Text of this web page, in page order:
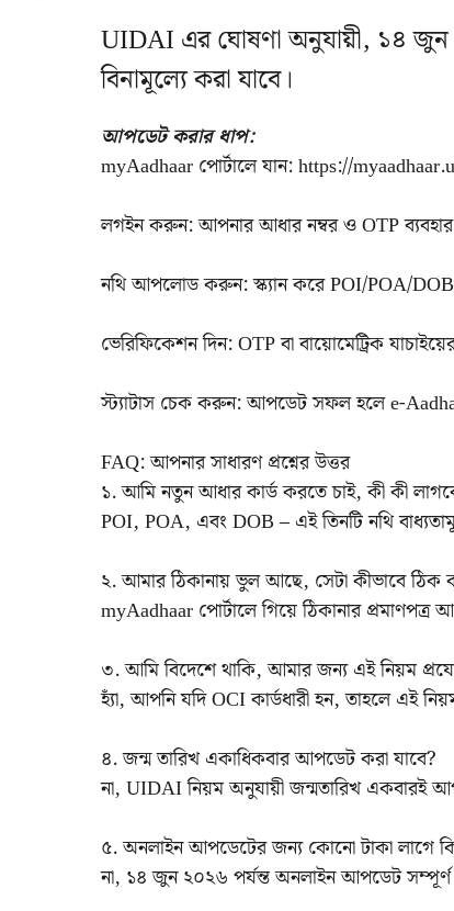
UIDAI এর ঘোষণা অনুযায়ী, ১৪ জুন
বিনামূল্যে করা যাবে।
আপডেট করার ধাপ:
myAadhaar পোর্টালে যান: https://
লগইন করুন: আপনার আধার নম্বর ও OTP
নথি আপলোড করুন: স্ক্যান করে POI/POA/
ভেরিফিকেশন দিন: OTP বা বায়োমেট্রিক
স্ট্যাটাস চেক করুন: আপডেট সফল হলে e-
FAQ: আপনার সাধারণ প্রশ্নের উত্তর
১. আমি নতুন আধার কার্ড করতে চাই, কী কী
POI, POA, এবং DOB – এই তিনটি নথি
২. আমার ঠিকানায় ভুল আছে, সেটা কীভাবে ঠিক
myAadhaar পোর্টালে গিয়ে ঠিকানার
৩. আমি বিদেশে থাকি, আমার জন্য এই নিয়ম
হ্যাঁ, আপনি যদি OCI কার্ডধারী হন, তাহলে এই
৪. জন্ম তারিখ একাধিকবার আপডেট করা যাবে?
না, UIDAI নিয়ম অনুযায়ী জন্মতারিখ একবারই
৫. অনলাইন আপডেটের জন্য কোনো টাকা লাগে
না, ১৪ জুন ২০২৬ পর্যন্ত অনলাইন আপডেট সম্পূর্ণ